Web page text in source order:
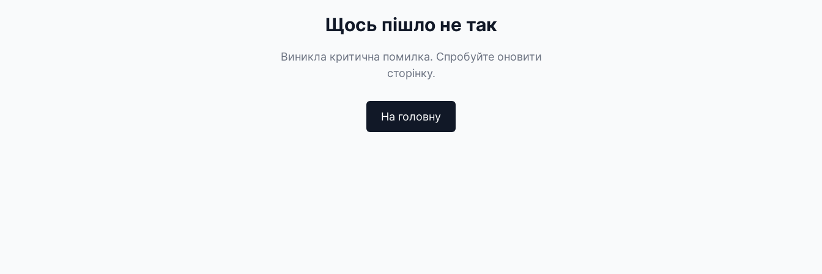
Щось пішло не так
Виникла критична помилка. Спробуйте оновити
сторінку.
На головну